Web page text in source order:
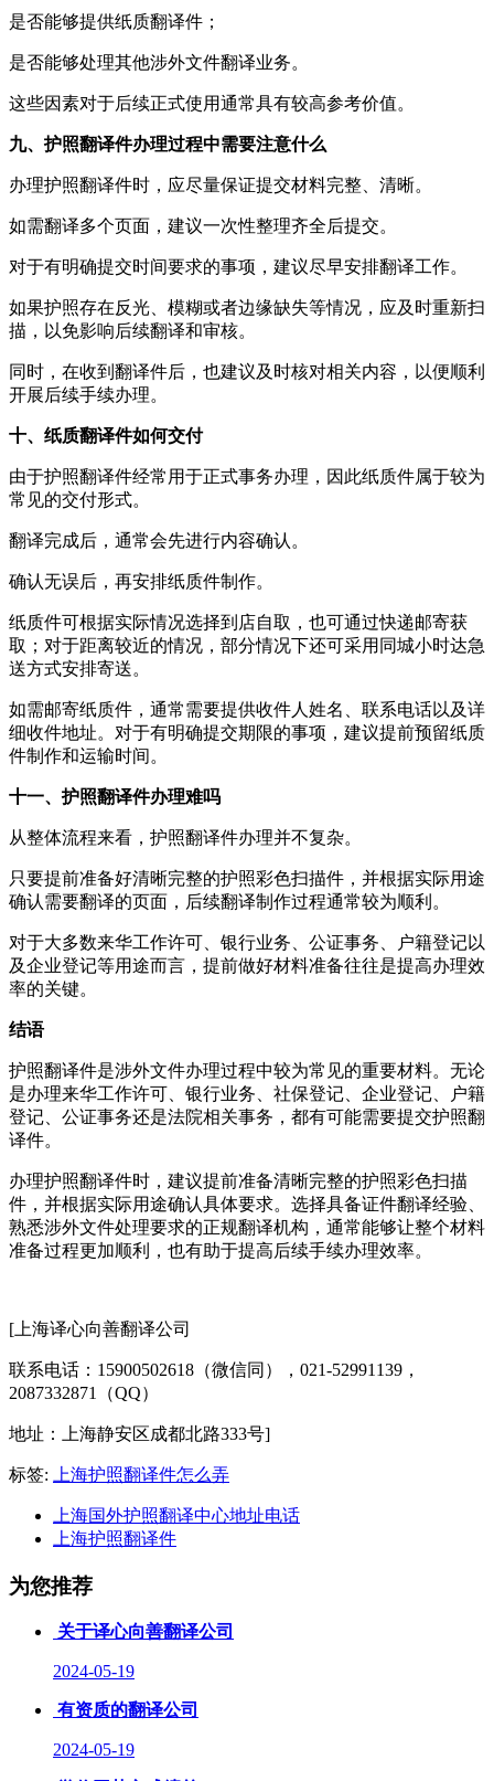
是否能够提供纸质翻译件；
是否能够处理其他涉外文件翻译业务。
这些因素对于后续正式使用通常具有较高参考价值。
九、护照翻译件办理过程中需要注意什么
办理护照翻译件时，应尽量保证提交材料完整、清晰。
如需翻译多个页面，建议一次性整理齐全后提交。
对于有明确提交时间要求的事项，建议尽早安排翻译工作。
如果护照存在反光、模糊或者边缘缺失等情况，应及时重新扫
描，以免影响后续翻译和审核。
同时，在收到翻译件后，也建议及时核对相关内容，以便顺利
开展后续手续办理。
十、纸质翻译件如何交付
由于护照翻译件经常用于正式事务办理，因此纸质件属于较为
常见的交付形式。
翻译完成后，通常会先进行内容确认。
确认无误后，再安排纸质件制作。
纸质件可根据实际情况选择到店自取，也可通过快递邮寄获
取；对于距离较近的情况，部分情况下还可采用同城小时达急
送方式安排寄送。
如需邮寄纸质件，通常需要提供收件人姓名、联系电话以及详
细收件地址。对于有明确提交期限的事项，建议提前预留纸质
件制作和运输时间。
十一、护照翻译件办理难吗
从整体流程来看，护照翻译件办理并不复杂。
只要提前准备好清晰完整的护照彩色扫描件，并根据实际用途
确认需要翻译的页面，后续翻译制作过程通常较为顺利。
对于大多数来华工作许可、银行业务、公证事务、户籍登记以
及企业登记等用途而言，提前做好材料准备往往是提高办理效
率的关键。
结语
护照翻译件是涉外文件办理过程中较为常见的重要材料。无论
是办理来华工作许可、银行业务、社保登记、企业登记、户籍
登记、公证事务还是法院相关事务，都有可能需要提交护照翻
译件。
办理护照翻译件时，建议提前准备清晰完整的护照彩色扫描
件，并根据实际用途确认具体要求。选择具备证件翻译经验、
熟悉涉外文件处理要求的正规翻译机构，通常能够让整个材料
准备过程更加顺利，也有助于提高后续手续办理效率。
[上海译心向善翻译公司
联系电话：15900502618（微信同），021-52991139，
2087332871（QQ）
地址：上海静安区成都北路333号]
标签: 上海护照翻译件怎么弄
上海国外护照翻译中心地址电话
上海护照翻译件
为您推荐
关于译心向善翻译公司
2024-05-19
有资质的翻译公司
2024-05-19